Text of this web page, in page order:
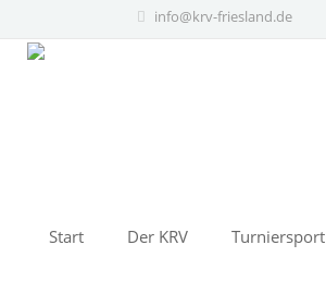
info@krv-friesland.de
Start Der KRV Turniersport